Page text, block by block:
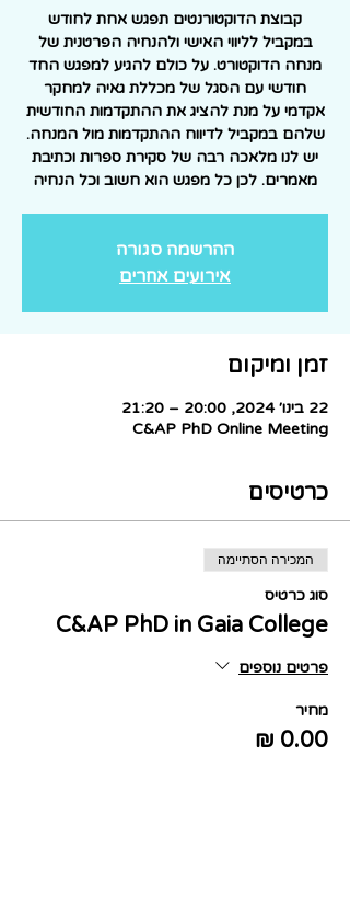
קבוצת הדוקטורנטים תפגש אחת לחודש
במקביל לליווי האישי ולהנחיה הפרטנית של
מנחה הדוקטורט. על כולם להגיע למפגש החד
חודשי עם הסגל של מכללת גאיה למחקר
אקדמי על מנת להציג את ההתקדמות החודשית
שלהם במקביל לדיווח ההתקדמות מול המנחה.
יש לנו מלאכה רבה של סקירת ספרות וכתיבת
מאמרים. לכן כל מפגש הוא חשוב וכל הנחיה
ההרשמה סגורה
אירועים אחרים
זמן ומיקום
22 בינו׳ 2024, 20:00 – 21:20
C&AP PhD Online Meeting
כרטיסים
המכירה הסתיימה
סוג כרטיס
C&AP PhD in Gaia College
פרטים נוספים
מחיר